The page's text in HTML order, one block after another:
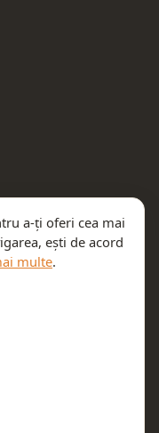
a-ți oferi cea mai
ești de acord
multe.